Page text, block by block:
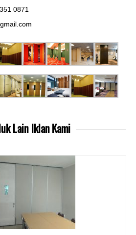
0871
LainIklan Kami